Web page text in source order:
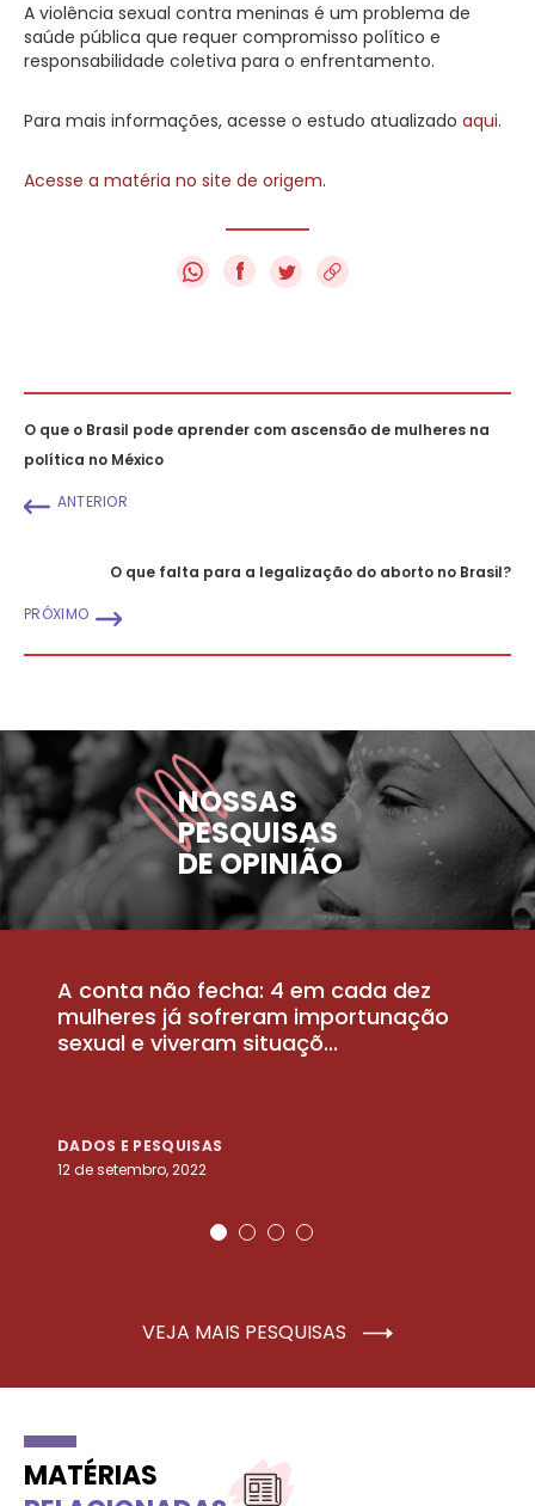
A violência sexual contra meninas é um problema de
saúde pública que requer compromisso político e
responsabilidade coletiva para o enfrentamento.
Para mais informações, acesse o estudo atualizado aqui.
Acesse a matéria no site de origem.
f
O que o Brasil pode aprender com ascensão de mulheres na
política no México
ANTERIOR
O que falta para a legalização do aborto no Brasil?
PRÓXIMO
NOSSAS
PESQUISAS
DE OPINIÃO
A conta não fecha: 4 em cada dez
mulheres já sofreram importunação
sexual e viveram situaçõ...
DADOS E PESQUISAS
12 de setembro, 2022
VEJA MAIS PESQUISAS
MATÉRIAS